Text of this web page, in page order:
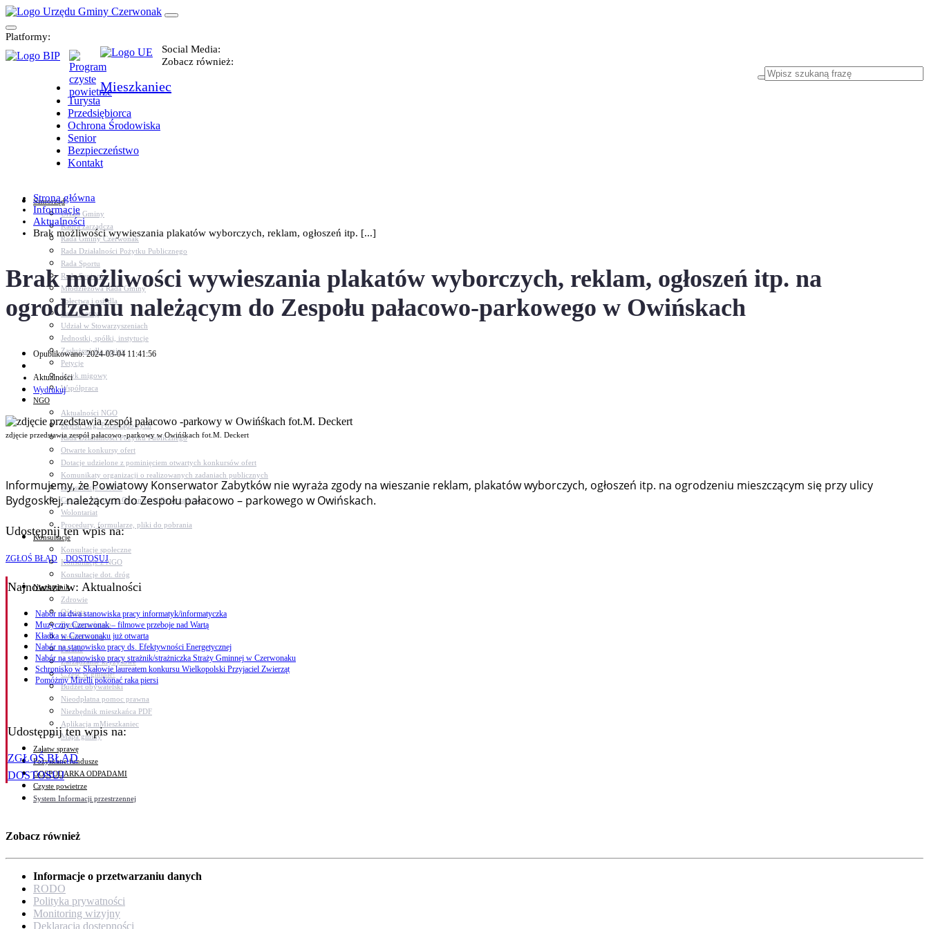
Platformy:
Social Media:
Zobacz również:
Mieszkaniec
Turysta
Przedsiębiorca
Ochrona Środowiska
Senior
Bezpieczeństwo
Kontakt
Samorząd
Urząd Gminy
Kadra zarządcza
Rada Gminy Czerwonak
Rada Działalności Pożytku Publicznego
Rada Sportu
Rada Seniorów
Młodzieżowa Rada Gminy
Sołectwa i osiedla
Dokumenty
Udział w Stowarzyszeniach
Jednostki, spółki, instytucje
Zasłużeni dla gminy
Petycje
Język migowy
Współpraca
NGO
Aktualności NGO
Rejestr Org. Pozarządowych
Rada Działalności Pożytku Publicznego
Otwarte konkursy ofert
Dotacje udzielone z pominięciem otwartych konkursów ofert
Komunikaty organizacji o realizowanych zadaniach publicznych
Konsultacje z NGO
Centrum Wsparcia Organizacji Pozarządowych
Wolontariat
Procedury, formularze, pliki do pobrania
Konsultacje
Konsultacje społeczne
Konsultacje z NGO
Konsultacje dot. dróg
Niezbędnik
Zdrowie
Oświata
Bezpieczeństwo
Komunikacja
Parafie
Zarządzanie kryzysowe
C.ześć w gminie!
Budżet obywatelski
Nieodpłatna pomoc prawna
Niezbędnik mieszkańca PDF
Aplikacja mMieszkaniec
Mapa gminy
Załatw sprawę
Pozyskane fundusze
GOSPODARKA ODPADAMI
Czyste powietrze
System Informacji przestrzennej
Strona główna
Informacje
Aktualności
Brak możliwości wywieszania plakatów wyborczych, reklam, ogłoszeń itp. [...]
Brak możliwości wywieszania plakatów wyborczych, reklam, ogłoszeń itp. na
ogrodzeniu należącym do Zespołu pałacowo-parkowego w Owińskach
Opublikowano: 2024-03-04 11:41:56
Aktualności
Wydrukuj
zdjęcie przedstawia zespół pałacowo -parkowy w Owińśkach fot.M. Deckert
Informujemy, że Powiatowy Konserwator Zabytków nie wyraża zgody na wieszanie reklam, plakatów wyborczych, ogłoszeń itp. na ogrodzeniu mieszczącym się przy ulicy
Bydgoskiej, należącym do Zespołu pałacowo – parkowego w Owińskach.
Udostępnij ten wpis na:
ZGŁOŚ BŁĄD DOSTOSUJ
Najnowszew: Aktualności
Nabór na dwa stanowiska pracy informatyk/informatyczka
Muzyczny Czerwonak – filmowe przeboje nad Wartą
Kładka w Czerwonaku już otwarta
Nabór na stanowisko pracy ds. Efektywności Energetycznej
Nabór na stanowisko pracy strażnik/strażniczka Straży Gminnej w Czerwonaku
Schronisko w Skałowie laureatem konkursu Wielkopolski Przyjaciel Zwierząt
Pomóżmy Mirelli pokonać raka piersi
Udostępnij ten wpis na:
ZGŁOŚ BŁĄD
DOSTOSUJ
Zobacz również
Informacje o przetwarzaniu danych
RODO
Polityka prywatności
Monitoring wizyjny
Deklaracja dostępności